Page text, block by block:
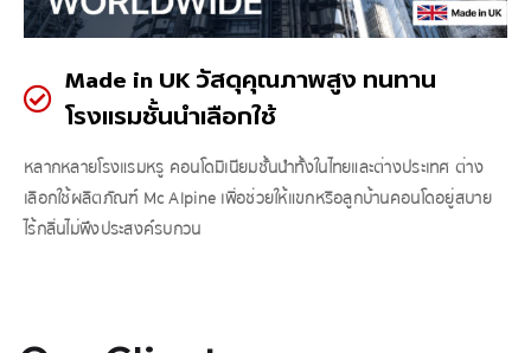
Made in UK วัสดุคุณภาพสูง ทนทาน
โรงแรมชั้นนำเลือกใช้
หลากหลายโรงแรมหรู คอนโดมิเนียมชั้นนำทั้งในไทยและต่างประเทศ ต่าง
เลือกใช้ผลิตภัณฑ์ Mc Alpine เพื่อช่วยให้แขกหรือลูกบ้านคอนโดอยู่สบาย
ไร้กลิ่นไม่พึงประสงค์รบกวน